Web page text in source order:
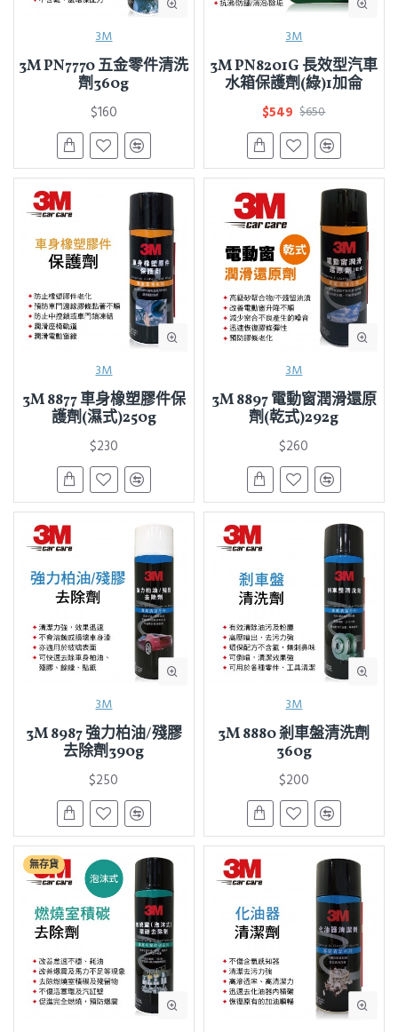
3M
3M PN7770 五金零件清洗
劑360g
$160
3M
3M PN8201G 長效型汽車
水箱保護劑(綠)1加侖
$549 $650
3M
3M 8877 車身橡塑膠件保
護劑(濕式)250g
$230
3M
3M 8897 電動窗潤滑還原
劑(乾式)292g
$260
3M
3M 8987 強力柏油/殘膠
去除劑390g
$250
3M
3M 8880 剎車盤清洗劑
360g
$200
無存貨